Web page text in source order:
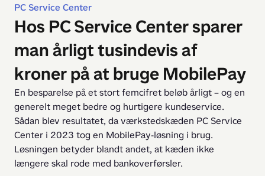
PC Service Center
Hos PC Service Center sparer
man årligt tusindevis af
kroner på at bruge MobilePay
En besparelse på et stort femcifret beløb årligt – og en
generelt meget bedre og hurtigere kundeservice.
Sådan blev resultatet, da værkstedskæden PC Service
Center i 2023 tog en MobilePay-løsning i brug.
Løsningen betyder blandt andet, at kæden ikke
længere skal rode med bankoverførsler.